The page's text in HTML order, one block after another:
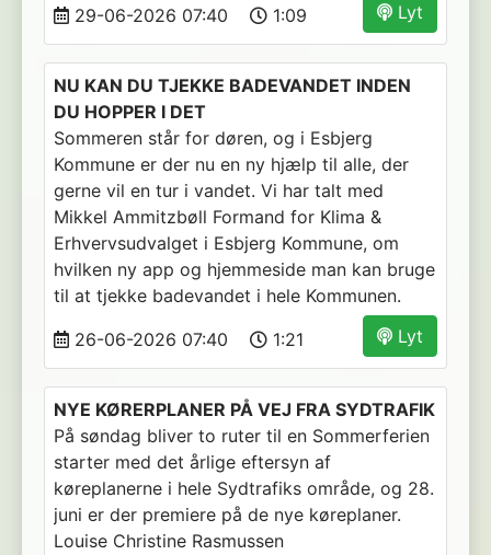
Lyt
29-06-2026 07:40 1:09
NU KAN DU TJEKKE BADEVANDET INDEN
DU HOPPER I DET
Sommeren står for døren, og i Esbjerg
Kommune er der nu en ny hjælp til alle, der
gerne vil en tur i vandet. Vi har talt med
Mikkel Ammitzbøll Formand for Klima &
Erhvervsudvalget i Esbjerg Kommune, om
hvilken ny app og hjemmeside man kan bruge
til at tjekke badevandet i hele Kommunen.
Lyt
26-06-2026 07:40 1:21
NYE KØRERPLANER PÅ VEJ FRA SYDTRAFIK
På søndag bliver to ruter til en Sommerferien
starter med det årlige eftersyn af
køreplanerne i hele Sydtrafiks område, og 28.
juni er der premiere på de nye køreplaner.
Louise Christine Rasmussen